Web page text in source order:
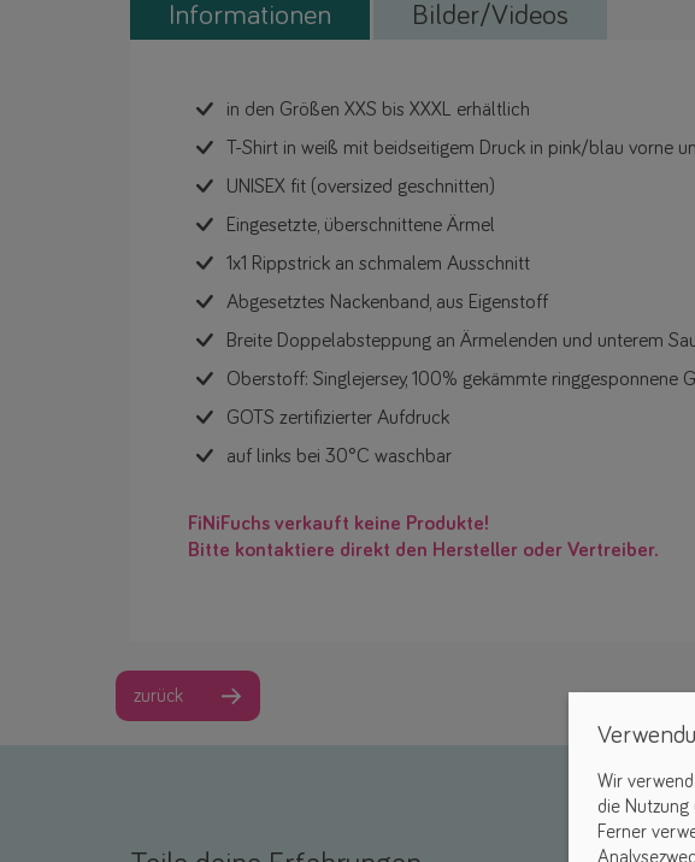
Informationen Bilder/Videos
in den Größen XXS bis XXXL erhältlich
T-Shirt in weiß mit beidseitigem Druck in pink/blau vorne
UNISEX fit (oversized geschnitten)
Eingesetzte, überschnittene Ärmel
1x1 Rippstrick an schmalem Ausschnitt
Abgesetztes Nackenband, aus Eigenstoff
Breite Doppelabsteppung an Ärmelenden und unterem
Oberstoff: Singlejersey, 100% gekämmte ringgesponnene
GOTS zertifizierter Aufdruck
auf links bei 30°C waschbar
FiNiFuchs verkauft keine Produkte!
Bitte kontaktiere direkt den Hersteller oder Vertreiber.
zurück
Wir
die Nutzung
Ferner